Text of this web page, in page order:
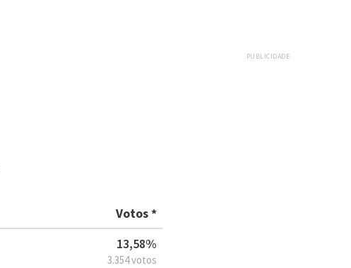
PUBLICIDADE
Votos *
13,58%
3.354 votos